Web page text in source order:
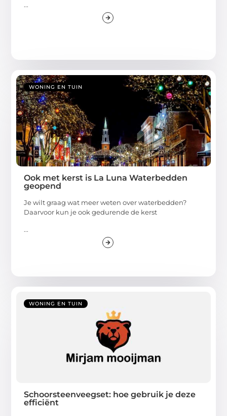
...
WONING EN TUIN
Ook met kerst is La Luna Waterbedden
geopend
Je wilt graag wat meer weten over waterbedden?
Daarvoor kun je ook gedurende de kerst
...
WONING EN TUIN
Schoorsteenveegset: hoe gebruik je deze
efficiënt